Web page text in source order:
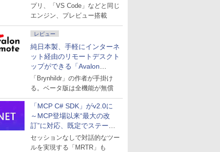
プリ、「VS Code」などと同じ
エンジン、プレビュー搭載
レビュー
純日本製、手軽にインターネ
ット経由のリモートデスクト
ップができる「Avalon
remote」
「Brynhildr」の作者が手掛け
る。ベータ版は全機能が無償
「MCP C# SDK」がv2.0に
～MCP登場以来“最大の改
訂”に対応、既定でステート
レスへ
セッションなしで対話的なツー
ルを実現する「MRTR」も